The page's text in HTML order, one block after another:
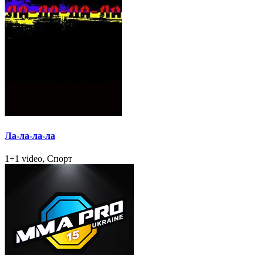
Ла-ла-ла-ла
1+1 video, Спорт